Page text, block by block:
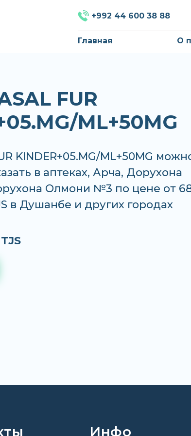
+992 44 600 38 88
Главная О
FUR
ML+50MG
KINDER+05.MG/ML+50MG
в аптеках, Арча, Дорухона
Олмони №3 по цене от
в Душанбе и других городах
Инфо